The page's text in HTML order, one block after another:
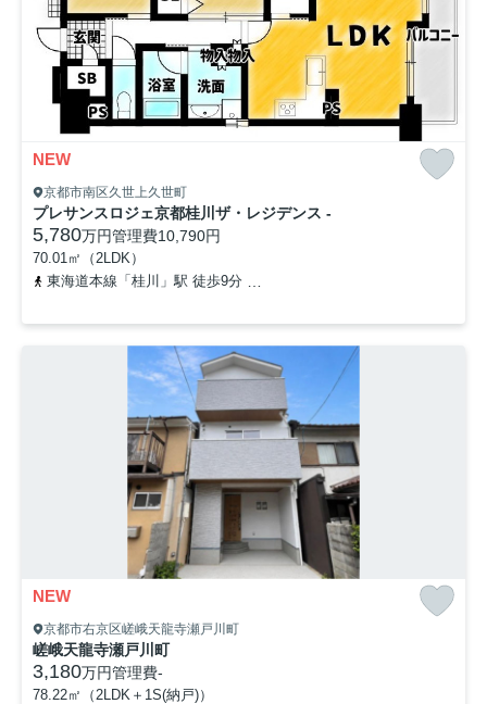
NEW
京都市南区久世上久世町
プレサンスロジェ京都桂川ザ・レジデンス -
5,780万円管理費10,790円
70.01㎡（2LDK）
東海道本線「桂川」駅 徒歩9分
NEW
京都市右京区嵯峨天龍寺瀬戸川町
嵯峨天龍寺瀬戸川町
3,180万円管理費-
78.22㎡（2LDK＋1S(納戸)）